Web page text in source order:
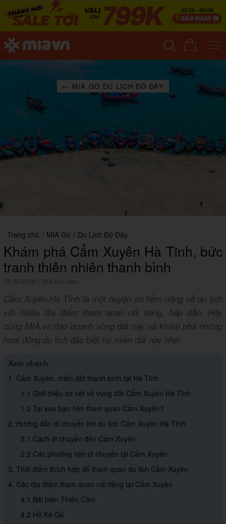
← MIA GO DU LỊCH ĐÓ ĐÂY
Trang chủ / MIA Go / Du Lịch Đó Đây
Khám phá Cẩm Xuyên Hà Tĩnh, bức
tranh thiên nhiên thanh bình
23.05.2026 524 lượt xem
Cẩm Xuyên Hà Tĩnh là một huyện có tiềm năng về du lịch
với nhiều địa điểm tham quan nổi tiếng, hấp dẫn. Hãy
cùng MIA.vn dạo quanh vùng đất này và khám phá những
hoạt động du lịch đặc biệt tại miền đất này nhé!
Xem nhanh
1. Cẩm Xuyên, miền đất thanh bình tại Hà Tĩnh
1.1 Giới thiệu sơ nét về vùng đất Cẩm Xuyên Hà Tĩnh
1.2 Tại sao bạn nên tham quan Cẩm Xuyên?
2. Hướng dẫn di chuyển khi du lịch Cẩm Xuyên Hà Tĩnh
2.1 Cách di chuyển đến Cẩm Xuyên
2.2 Các phương tiện di chuyển tại Cẩm Xuyên
3. Thời điểm thích hợp để tham quan du lịch Cẩm Xuyên
4. Các địa điểm tham quan nổi tiếng tại Cẩm Xuyên
4.1 Bãi biển Thiên Cầm
4.2 Hồ Kẻ Gỗ